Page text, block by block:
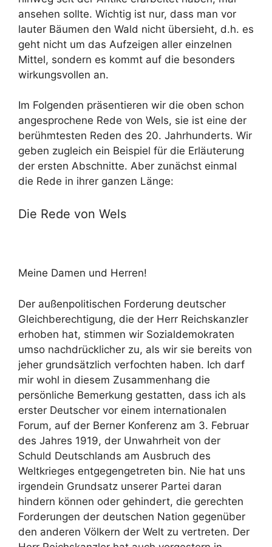
ansehen sollte. Wichtig ist nur, dass man vor
lauter Bäumen den Wald nicht übersieht, d.h. es
geht nicht um das Aufzeigen aller einzelnen
Mittel, sondern es kommt auf die besonders
wirkungsvollen an.
Im Folgenden präsentieren wir die oben schon
angesprochene Rede von Wels, sie ist eine der
berühmtesten Reden des 20. Jahrhunderts. Wir
geben zugleich ein Beispiel für die Erläuterung
der ersten Abschnitte. Aber zunächst einmal
die Rede in ihrer ganzen Länge:
Die Rede von Wels
Meine Damen und Herren!
Der außenpolitischen Forderung deutscher
Gleichberechtigung, die der Herr Reichskanzler
erhoben hat, stimmen wir Sozialdemokraten
umso nachdrücklicher zu, als wir sie bereits von
jeher grundsätzlich verfochten haben. Ich darf
mir wohl in diesem Zusammenhang die
persönliche Bemerkung gestatten, dass ich als
erster Deutscher vor einem internationalen
Forum, auf der Berner Konferenz am 3. Februar
des Jahres 1919, der Unwahrheit von der
Schuld Deutschlands am Ausbruch des
Weltkrieges entgegengetreten bin. Nie hat uns
irgendein Grundsatz unserer Partei daran
hindern können oder gehindert, die gerechten
Forderungen der deutschen Nation gegenüber
den anderen Völkern der Welt zu vertreten. Der